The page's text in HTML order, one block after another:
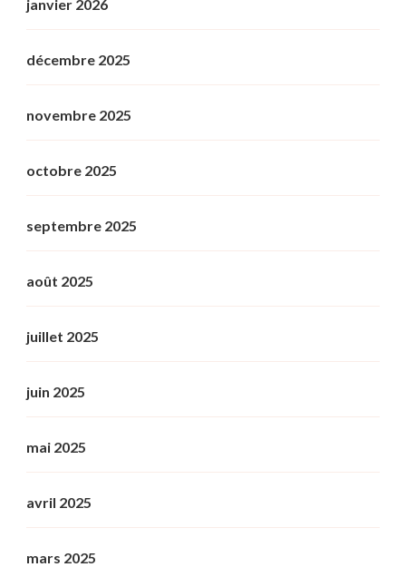
janvier 2026
décembre 2025
novembre 2025
octobre 2025
septembre 2025
août 2025
juillet 2025
juin 2025
mai 2025
avril 2025
mars 2025